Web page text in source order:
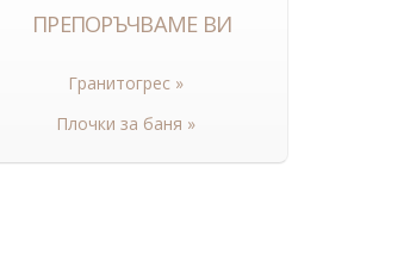
ПРЕПОРЪЧВАМЕ ВИ
Гранитогрес »
Плочки за баня »